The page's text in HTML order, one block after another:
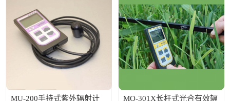
MU-200手持式紫外辐射计
MQ-301X长杆式光合有效辐